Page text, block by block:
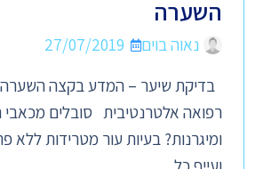
השערה
נאוה בוים
27/07/2019
בדיקת שיער – המדע בקצה השערה.
רפואה אלטרנטיבית סובלים
ומיגרנות? בעיות עור מטרידות ללא